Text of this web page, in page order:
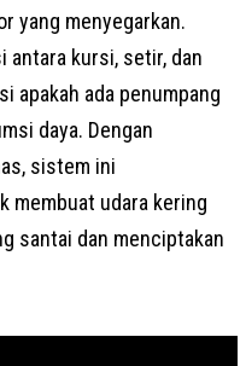
yang menyegarkan.
antara kursi, setir, dan
apakah ada penumpang
daya. Dengan
sistem ini
membuat udara kering
santai dan menciptakan